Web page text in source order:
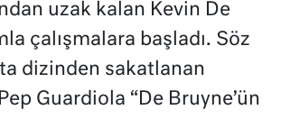
uzak kalan Kevin De
çalışmalara başladı. Söz
dizinden sakatlanan
Guardiola “De Bruyne’ün